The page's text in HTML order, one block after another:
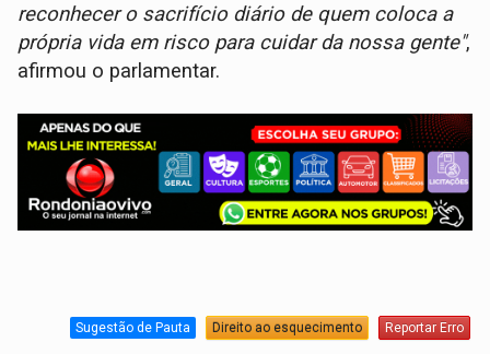
reconhecer o sacrifício diário de quem coloca a
própria vida em risco para cuidar da nossa gente",
afirmou o parlamentar.
Sugestão de Pauta Direito ao esquecimento Reportar Erro